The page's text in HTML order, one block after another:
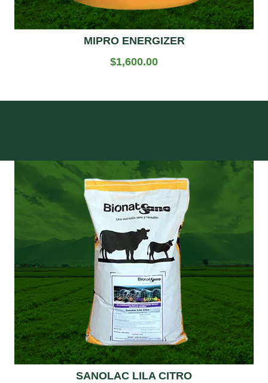
MIPRO ENERGIZER
$1,600.00
SANOLAC LILA CITRO